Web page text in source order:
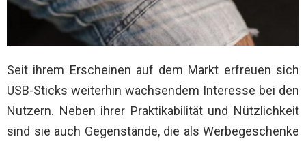
Seit ihrem Erscheinen auf dem Markt erfreuen sich
USB-Sticks weiterhin wachsendem Interesse bei den
Nutzern. Neben ihrer Praktikabilität und Nützlichkeit
sind sie auch Gegenstände, die als Werbegeschenke